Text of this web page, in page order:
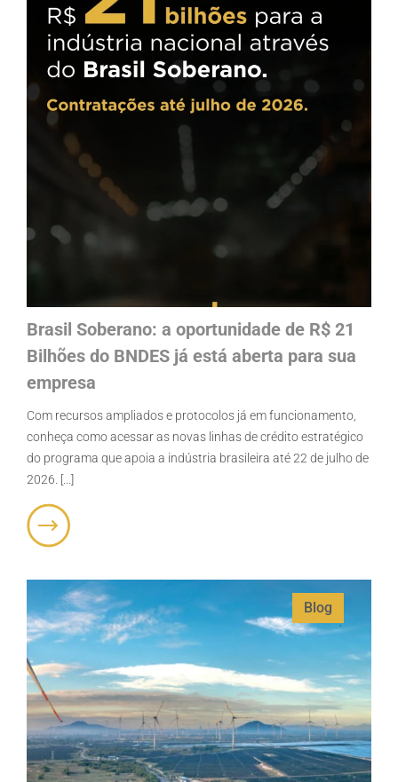
Brasil Soberano: a oportunidade de R$ 21
Bilhões do BNDES já está aberta para sua
empresa
Com recursos ampliados e protocolos já em funcionamento,
conheça como acessar as novas linhas de crédito estratégico
do programa que apoia a indústria brasileira até 22 de julho de
2026. [...]
Blog